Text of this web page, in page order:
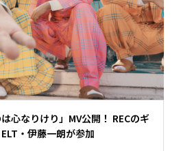
心なりけり」MV公開！ RECのギ
・伊藤一朗が参加